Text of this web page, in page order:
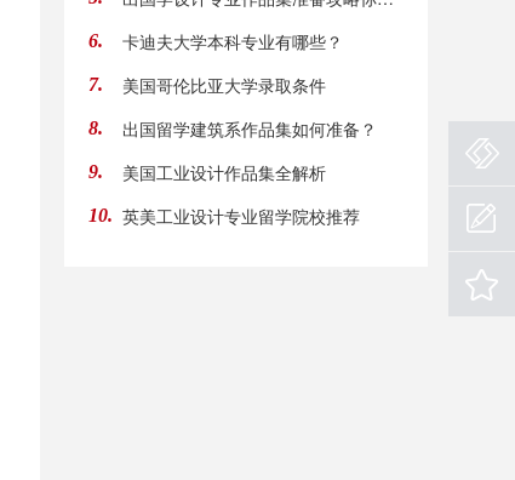
6. 卡迪夫大学本科专业有哪些？
7. 美国哥伦比亚大学录取条件
8. 出国留学建筑系作品集如何准备？
9. 美国工业设计作品集全解析
10. 英美工业设计专业留学院校推荐